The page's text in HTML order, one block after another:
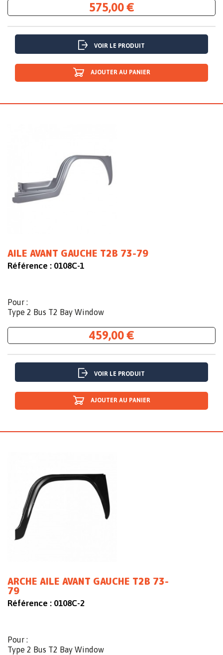
575,00 €
VOIR LE PRODUIT
AJOUTER AU PANIER
AILE AVANT GAUCHE T2B 73-79
Référence : 0108C-1
Pour :
Type 2 Bus T2 Bay Window
459,00 €
VOIR LE PRODUIT
AJOUTER AU PANIER
ARCHE AILE AVANT GAUCHE T2B 73-
79
Référence : 0108C-2
Pour :
Type 2 Bus T2 Bay Window